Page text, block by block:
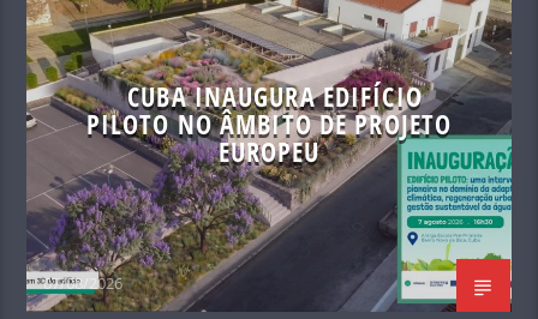
CUBA INAUGURA EDIFÍCIO
PILOTO NO ÂMBITO DE PROJETO
EUROPEU
07/08/2026